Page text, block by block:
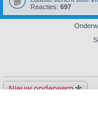
Reacties: 697
Nieuw onderwerp